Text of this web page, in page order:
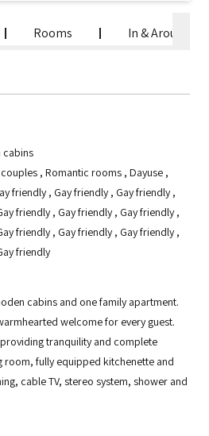
Rooms In & Around
cabins
, Romantic rooms , Dayuse ,
friendly, Gay friendly, Gay friendly,
friendly, Gay friendly, Gay friendly,
friendly, Gay friendly, Gay friendly,
friendly
cabins and one family apartment.
welcome for every guest.
tranquility and complete
room, fully equipped kitchenette and
cable TV, stereo system, shower and